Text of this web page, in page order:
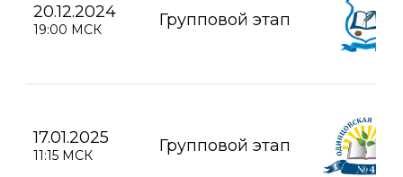
20.12.2024
19:00 МСК Групповой этап
17.01.2025
11:15 МСК Групповой этап